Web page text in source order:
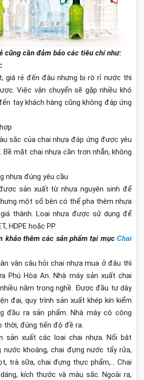
cũng cần đảm bảo các tiêu chí như:
giá rẻ đến đâu nhưng bị rò rỉ nước thì
Việc vận chuyển sẽ gặp nhiều khó
tay khách hàng cũng không đáp ứng
sắc của chai nhựa đáp ứng được yêu
Bề mặt chai nhựa cần trơn nhẵn, không
nhựa đúng yêu cầu
sản xuất từ nhựa nguyên sinh để
một số bên có thể pha thêm nhựa
thành. Loại nhựa được sử dụng để
HDPE hoặc PP.
khảo thêm các sản phẩm tại mục Chai
vân câu hỏi chai nhựa mua ở đâu thì
Phú Hòa An. Nhà máy sản xuất chai
năm trong nghề. Được đầu tư dây
đại, quy trình sản xuất khép kín kiểm
đầu ra sản phẩm. Nhà máy có công
thời, đúng tiến độ đề ra.
sản xuất các loại chai nhựa. Nổi bật
khoáng, chai đựng nước tẩy rửa,
trà sữa, chai đựng thực phẩm,... Chai
kích thước và màu sắc. Ngoài ra,